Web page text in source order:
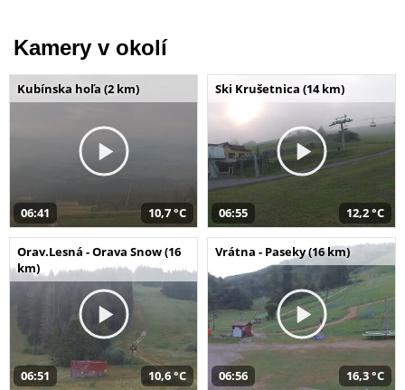
Kamery v okolí
Kubínska hoľa (2 km)
06:41 10,7 °C
Ski Krušetnica (14 km)
06:55 12,2 °C
Orav.Lesná - Orava Snow (16
km)
06:51 10,6 °C
Vrátna - Paseky (16 km)
06:56 16,3 °C